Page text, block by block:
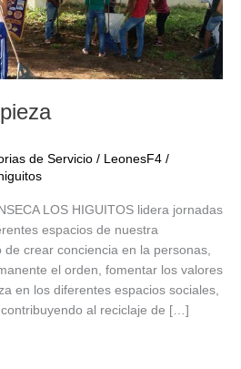
de Servicio / LeonesF4 /
LOS HIGUITOS lidera jornadas
espacios de nuestra
crear conciencia en la personas,
el orden, fomentar los valores
en los diferentes espacios sociales,
al reciclaje de […]